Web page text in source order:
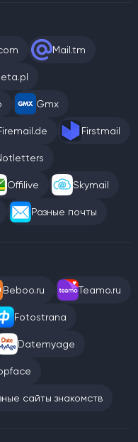
Mail.tm
Gmx
Firstmail
Offilive Skymail
Разные почты
Beboo.ru Teamo.ru
Fotostrana
Datemyage
сайты знакомств